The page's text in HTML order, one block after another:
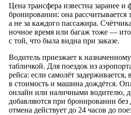
Цена трансфера известна заранее и
бронировании: она рассчитывается
а не за каждого пассажира.
ночное время или багаж тоже —
с той, что была видна при заказе.
Водитель приезжает к
табличкой. Для поездок из
рейса: если самолёт
в стоимость и машина дождётся.
онлайн или наличными водителю,
добавляются при бронировании без
отмена действует до 24 часов до